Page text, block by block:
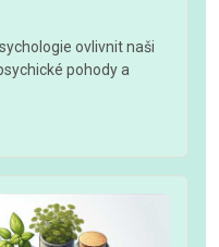
ovlivnit naši
pohody a